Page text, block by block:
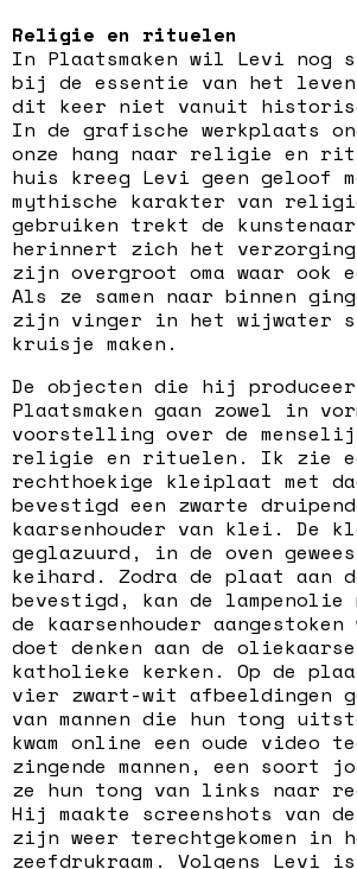
Religie en rituelen
In Plaatsmaken wil Levi nog
bij de essentie van het leven
dit keer niet vanuit
In de grafische werkplaats
onze hang naar religie en
huis kreeg Levi geen geloof
mythische karakter van
gebruiken trekt de
herinnert zich het
zijn overgroot oma waar ook
Als ze samen naar binnen
zijn vinger in het wijwater
kruisje maken.
De objecten die hij
Plaatsmaken gaan zowel in
voorstelling over de
religie en rituelen. Ik zie
rechthoekige kleiplaat met
bevestigd een zwarte
kaarsenhouder van klei. De
geglazuurd, in de oven
keihard. Zodra de plaat aan
bevestigd, kan de
de kaarsenhouder aangestoken
doet denken aan de
katholieke kerken. Op de
vier zwart-wit afbeeldingen
van mannen die hun tong
kwam online een oude video
zingende mannen, een soort
ze hun tong van links naar
Hij maakte screenshots van
zijn weer terechtgekomen in
zeefdrukraam. Volgens Levi